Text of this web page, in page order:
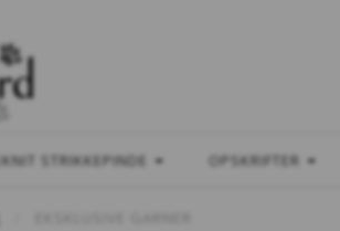
STRIKKEPINDE OPSKRIFTER